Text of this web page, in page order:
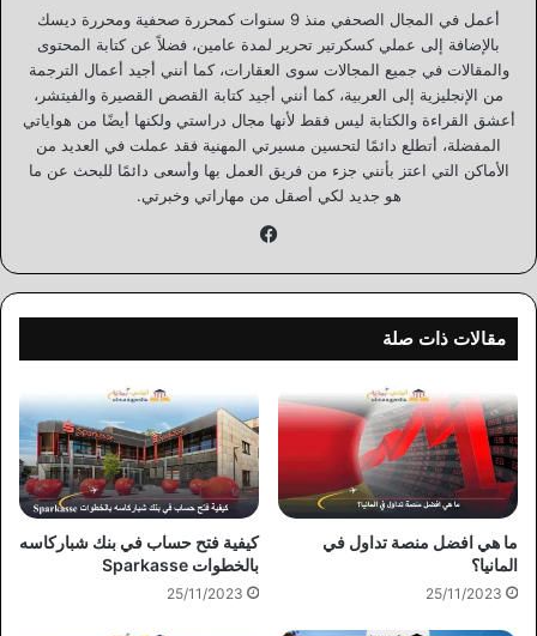
أعمل في المجال الصحفي منذ 9 سنوات كمحررة صحفية ومحررة ديسك
بالإضافة إلى عملي كسكرتير تحرير لمدة عامين، فضلاً عن كتابة المحتوى
والمقالات في جميع المجالات سوى العقارات، كما أنني أجيد أعمال الترجمة
من الإنجليزية إلى العربية، كما أنني أجيد كتابة القصص القصيرة والفيتشر،
أعشق القراءة والكتابة ليس فقط لأنها مجال دراستي ولكنها أيضًا من هواياتي
المفضلة، أتطلع دائمًا لتحسين مسيرتي المهنية فقد عملت في العديد من
الأماكن التي اعتز بأنني جزء من فريق العمل بها وأسعى دائمًا للبحث عن ما
هو جديد لكي أصقل من مهاراتي وخبرتي.
مقالات ذات صلة
ما هي افضل منصة تداول في
المانيا؟
25/11/2023
كيفية فتح حساب في بنك شباركاسه
بالخطوات Sparkasse
25/11/2023